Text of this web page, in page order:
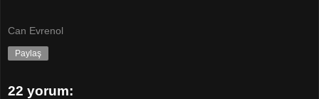
Can Evrenol
Paylaş
22 yorum: